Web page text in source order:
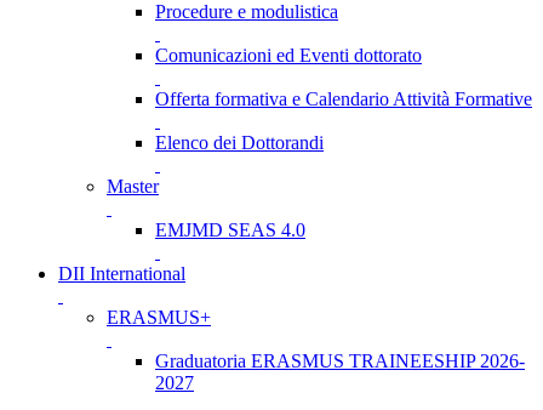
Procedure e modulistica
Comunicazioni ed Eventi dottorato
Offerta formativa e Calendario Attività Formative
Elenco dei Dottorandi
Master
EMJMD SEAS 4.0
DII International
ERASMUS+
Graduatoria ERASMUS TRAINEESHIP 2026-
2027